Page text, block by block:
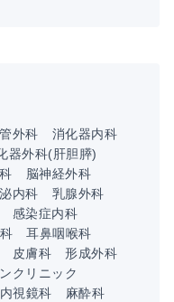
外科
消化器内科
器外科(肝胆膵)
脳神経外科
内科
乳腺外科
感染症内科
耳鼻咽喉科
皮膚科
形成外科
クリニック
内視鏡科
麻酔科